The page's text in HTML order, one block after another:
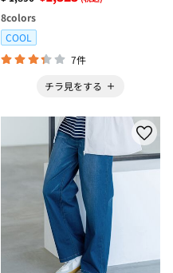
8colors
COOL
7件
チラ見をする